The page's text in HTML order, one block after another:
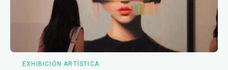
EXHIBICIÓN ARTÍSTICA